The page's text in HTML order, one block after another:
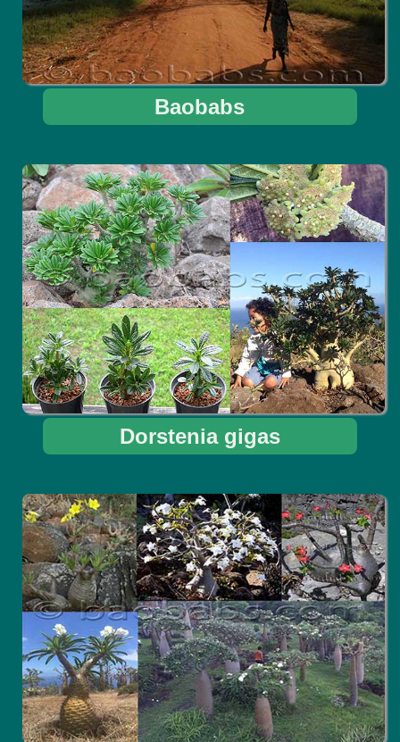
Baobabs
Dorstenia gigas